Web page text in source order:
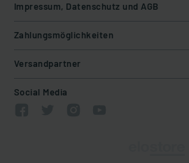
Impressum, Datenschutz und AGB
Zahlungsmöglichkeiten
Versandpartner
Social Media